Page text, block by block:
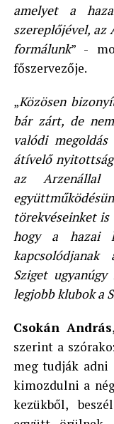
amelyet a
szereplőjével, az
formálunk” -
főszervezője.
„Közösen
bár zárt, de
valódi
átívelő
az
törekvéseinket
hogy a hazai
Sziget
legjobb klubok a
Csokán András
szerint a
meg tudják
kimozdulni a
kezükből,